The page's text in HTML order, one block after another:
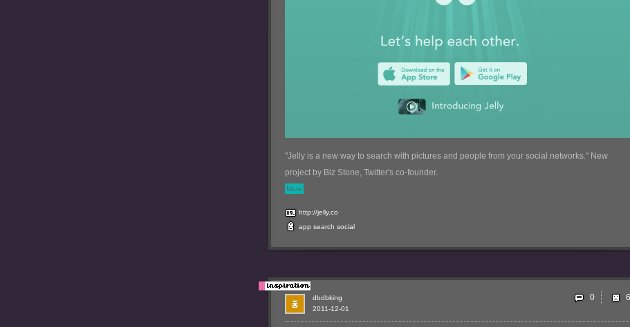
"Jelly is a new way to search with pictures and people from your social networks." New
project by Biz Stone, Twitter's co-founder.
More
http://jelly.co
app search social
2011-12-01
dbdbking 0